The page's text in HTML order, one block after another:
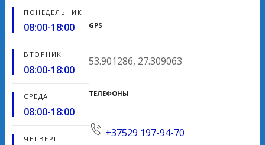
ПОНЕДЕЛЬНИК
08:00-18:00
ВТОРНИК
08:00-18:00
СРЕДА
08:00-18:00
ЧЕТВЕРГ
GPS
53.901286, 27.309063
ТЕЛЕФОНЫ
+37529 197-94-70